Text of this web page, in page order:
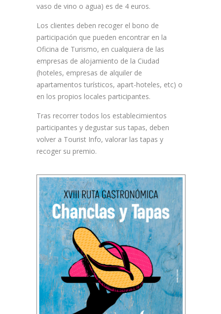
vaso de vino o agua) es de 4 euros.
Los clientes deben recoger el bono de
participación que pueden encontrar en la
Oficina de Turismo, en cualquiera de las
empresas de alojamiento de la Ciudad
(hoteles, empresas de alquiler de
apartamentos turísticos, apart-hoteles, etc) o
en los propios locales participantes.
Tras recorrer todos los establecimientos
participantes y degustar sus tapas, deben
volver a Tourist Info, valorar las tapas y
recoger su premio.